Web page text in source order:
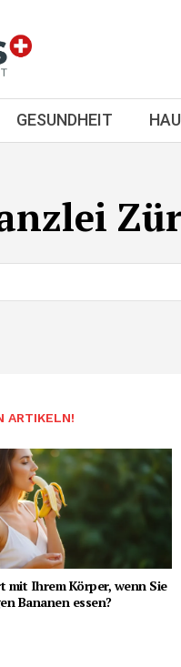
GESUNDHEIT
ARTIKELN!
mit Ihrem Körper, wenn Sie
Bananen essen?